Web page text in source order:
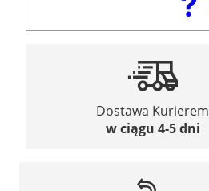
Dostawa Kurierem
w ciągu 4-5 dni